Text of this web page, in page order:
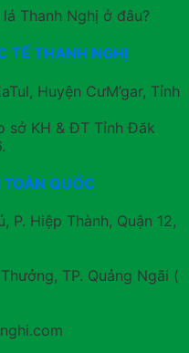
Thanh Nghị ở đâu?
TẾ THANH NGHỊ
Huyện CưM’gar, Tỉnh
sở KH & ĐT Tỉnh Đăk
QUỐC
P. Hiệp Thành, Quận 12,
TP. Quảng Ngãi (